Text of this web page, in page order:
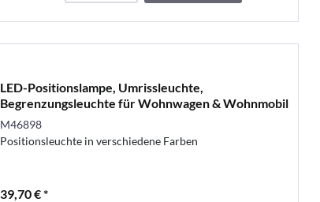
LED-Positionslampe, Umrissleuchte,
Begrenzungsleuchte für Wohnwagen & Wohnmobil
M46898
Positionsleuchte in verschiedene Farben
39,70 € *